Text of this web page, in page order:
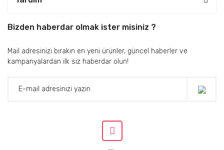
Bizden haberdar olmak ister misiniz ?
Mail adresinizi bırakın en yeni ürünler, güncel haberler ve
kampanyalardan ilk siz haberdar olun!